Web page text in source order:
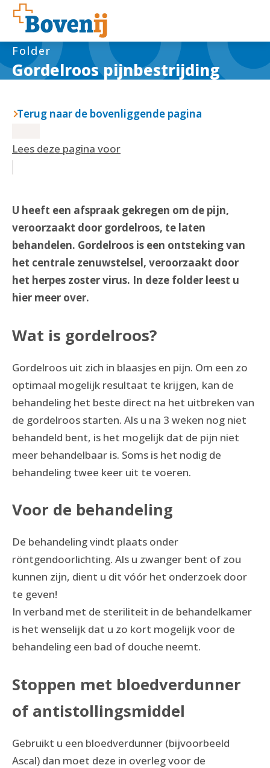
Gordelroos pijnbestrijding
Folder
Terug naar de bovenliggende pagina
Lees deze pagina voor
U heeft een afspraak gekregen om de pijn,
veroorzaakt door gordelroos, te laten
behandelen. Gordelroos is een ontsteking van
het centrale zenuwstelsel, veroorzaakt door
het herpes zoster virus. In deze folder leest u
hier meer over.
Wat is gordelroos?
Gordelroos uit zich in blaasjes en pijn. Om een zo
optimaal mogelijk resultaat te krijgen, kan de
behandeling het beste direct na het uitbreken van
de gordelroos starten. Als u na 3 weken nog niet
behandeld bent, is het mogelijk dat de pijn niet
meer behandelbaar is. Soms is het nodig de
behandeling twee keer uit te voeren.
Voor de behandeling
De behandeling vindt plaats onder
röntgendoorlichting. Als u zwanger bent of zou
kunnen zijn, dient u dit vóór het onderzoek door
te geven!
In verband met de steriliteit in de behandelkamer
is het wenselijk dat u zo kort mogelijk voor de
behandeling een bad of douche neemt.
Stoppen met bloedverdunner
of antistollingsmiddel
Gebruikt u een bloedverdunner (bijvoorbeeld
Ascal) dan moet deze in overleg voor de